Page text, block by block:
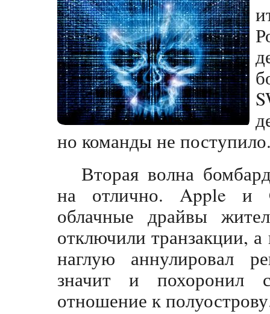
но команды не
Вторая волна
на отлично. Apple и
облачные драйвы
отключили транзакции, а
наглую аннулировал
значит и похоронил
отношение к